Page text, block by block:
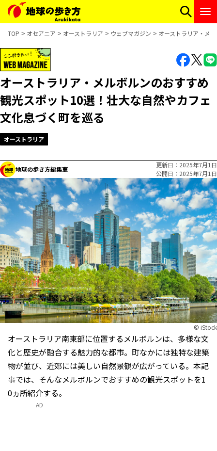
TOP オセアニア オーストラリア ウェブマガジン オーストラリア・メ
オーストラリア・メルボルンのおすすめ
観光スポット10選！壮大な自然やカフェ
文化息づく町を巡る
オーストラリア
地球の歩き方編集室
更新日
2025年7月1日
公開日
2025年7月1日
© iStock
オーストラリア南東部に位置するメルボルンは、多様な文
化と歴史が融合する魅力的な都市。町なかには独特な建築
物が並び、近郊には美しい自然景観が広がっている。本記
事では、そんなメルボルンでおすすめの観光スポットを1
0ヵ所紹介する。
AD